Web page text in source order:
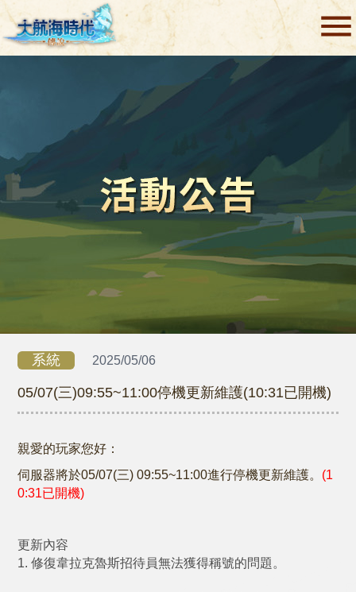
系統 2025/05/06
05/07(三)09:55~11:00停機更新維護(10:31已開機)
親愛的玩家您好：
伺服器將於05/07(三) 09:55~11:00進行停機更新維護。 (1
0:31已開機)
更新內容
1. 修復韋拉克魯斯招待員無法獲得稱號的問題。